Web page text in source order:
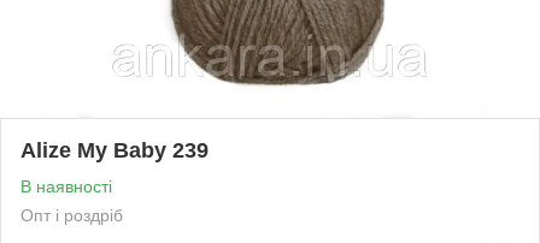
Alize My Baby 239
В наявності
Опт і роздріб